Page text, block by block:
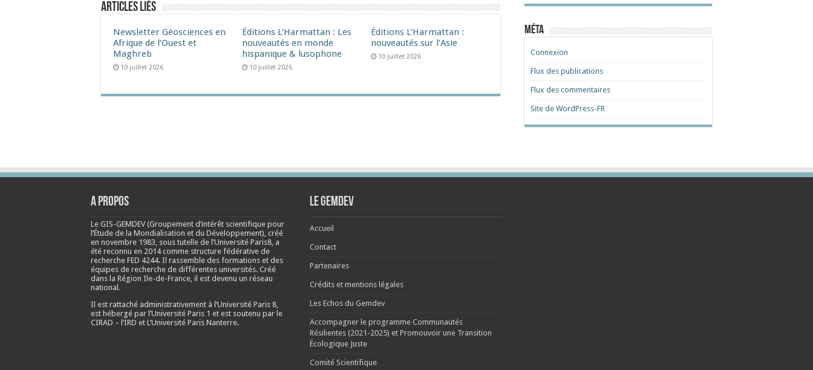
Articles liés
Newsletter Géosciences en
Afrique de l’Ouest et
Maghreb
10 juillet 2026
Éditions L’Harmattan : Les
nouveautés en monde
hispanique & lusophone
10 juillet 2026
Éditions L’Harmattan :
nouveautés sur l’Asie
10 juillet 2026
Méta
Connexion
Flux des publications
Flux des commentaires
Site de WordPress-FR
A propos
Le GIS-GEMDEV (Groupement d’intérêt scientifique pour
l’Étude de la Mondialisation et du Développement), créé
en novembre 1983, sous tutelle de l’Université Paris8, a
été reconnu en 2014 comme structure fédérative de
recherche FED 4244. Il rassemble des formations et des
équipes de recherche de différentes universités. Créé
dans la Région Ile-de-France, il est devenu un réseau
national.
Il est rattaché administrativement à l’Université Paris 8,
est hébergé par l’Université Paris 1 et est soutenu par le
CIRAD – l’IRD et L’Université Paris Nanterre.
Le Gemdev
Accueil
Contact
Partenaires
Crédits et mentions légales
Les Echos du Gemdev
Accompagner le programme Communautés
Résilientes (2021-2025) et Promouvoir une Transition
Écologique Juste
Comité Scientifique